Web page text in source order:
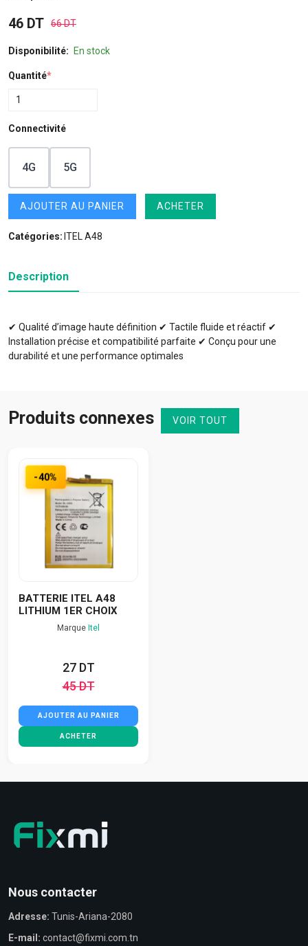
46 DT 66 DT
Disponibilité: En stock
Quantité*
Connectivité
4G 5G
AJOUTER AU PANIER ACHETER
Catégories: ITEL A48
Description
✔ Qualité d’image haute définition ✔ Tactile fluide et réactif ✔
Installation précise et compatibilité parfaite ✔ Conçu pour une
durabilité et une performance optimales
Produits connexes VOIR TOUT
-40%
BATTERIE ITEL A48
LITHIUM 1ER CHOIX
Marque Itel
27 DT
45 DT
AJOUTER AU PANIER
ACHETER
Nous contacter
Adresse: Tunis-Ariana-2080
E-mail: contact@fixmi.com.tn